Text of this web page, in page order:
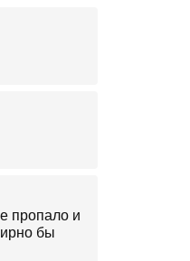
пропало и
бы